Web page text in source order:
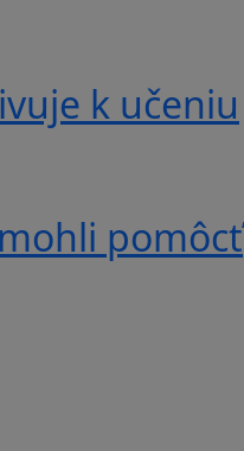
k učeniu
pomôcť